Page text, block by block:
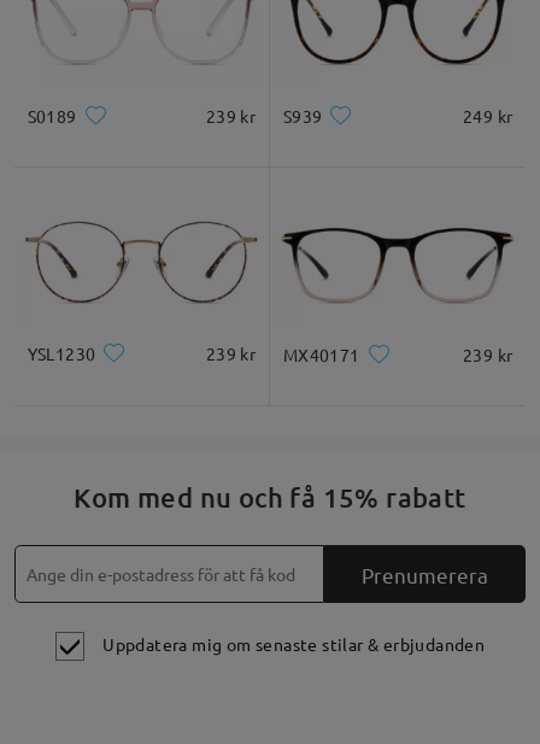
S0189 239 kr S939 249 kr
YSL1230 239 kr MX40171 239 kr
Kom med nu och få 15% rabatt
Prenumerera
Uppdatera mig om senaste stilar & erbjudanden